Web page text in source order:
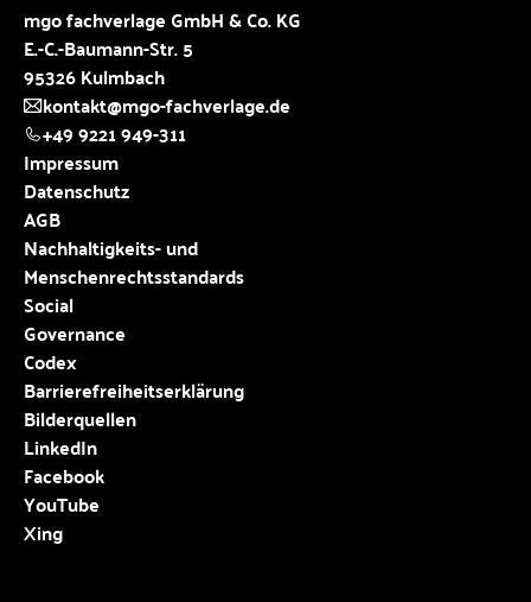
mgo fachverlage GmbH & Co. KG
E.-C.-Baumann-Str. 5
95326 Kulmbach
kontakt@mgo-fachverlage.de
+49 9221 949-311
Impressum
Datenschutz
AGB
Nachhaltigkeits- und
Menschenrechtsstandards
Social
Governance
Codex
Barrierefreiheitserklärung
Bilderquellen
LinkedIn
Facebook
YouTube
Xing